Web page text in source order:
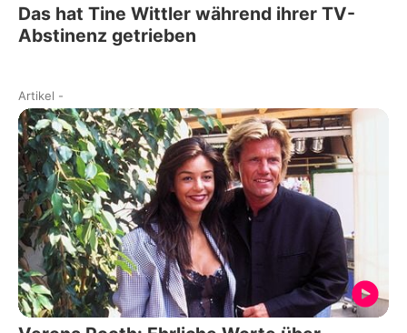
Das hat Tine Wittler während ihrer TV-
Abstinenz getrieben
Artikel -